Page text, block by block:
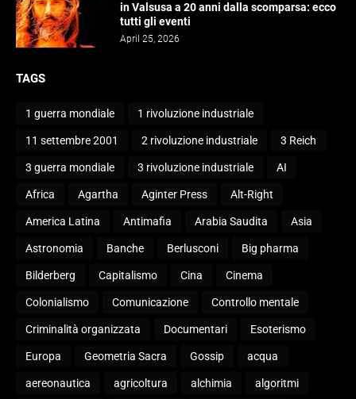
in Valsusa a 20 anni dalla scomparsa: ecco
tutti gli eventi
April 25, 2026
TAGS
1 guerra mondiale 1 rivoluzione industriale
11 settembre 2001 2 rivoluzione industriale 3 Reich
3 guerra mondiale 3 rivoluzione industriale AI
Africa Agartha Aginter Press Alt-Right
America Latina Antimafia Arabia Saudita Asia
Astronomia Banche Berlusconi Big pharma
Bilderberg Capitalismo Cina Cinema
Colonialismo Comunicazione Controllo mentale
Criminalità organizzata Documentari Esoterismo
Europa Geometria Sacra Gossip acqua
aereonautica agricoltura alchimia algoritmi